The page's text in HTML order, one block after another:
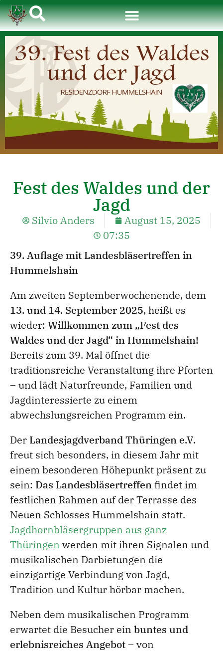
Fest des Waldes und der
Jagd
Silvio Anders
August 15, 2025
07:35
39. Auflage mit Landesbläsertreffen in
Hummelshain
Am zweiten Septemberwochenende, dem
13. und 14. September 2025, heißt es
wieder: Willkommen zum „Fest des
Waldes und der Jagd“ in Hummelshain!
Bereits zum 39. Mal öffnet die
traditionsreiche Veranstaltung ihre Pforten
– und lädt Naturfreunde, Familien und
Jagdinteressierte zu einem
abwechslungsreichen Programm ein.
Der Landesjagdverband Thüringen e.V.
freut sich besonders, in diesem Jahr mit
einem besonderen Höhepunkt präsent zu
sein: Das Landesbläsertreffen findet im
festlichen Rahmen auf der Terrasse des
Neuen Schlosses Hummelshain statt.
Jagdhornbläsergruppen aus ganz
Thüringen werden mit ihren Signalen und
musikalischen Darbietungen die
einzigartige Verbindung von Jagd,
Tradition und Kultur hörbar machen.
Neben dem musikalischen Programm
erwartet die Besucher ein buntes und
erlebnisreiches Angebot– von